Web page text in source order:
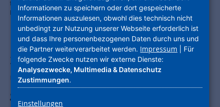
fotorealistischen, dreidimensionalen Modell der Stadt Kelsterbach.
Foto: NHW
32 Stunden ist die Drohne geflogen
und hat dabei 55.000 Fotos
geschossen. Unsere Kollegen von der
Informationen zu speichern oder dort gespeicherte
Informationen auszulesen, obwohl dies technisch nicht
unbedingt zur Nutzung unserer Webseite erforderlich ist
und dass Ihre personenbezogenen Daten durch uns und
die Partner weiterverarbeitet werden. Impressum | Für
folgende Zwecke nutzen wir externe Dienste:
Analysezwecke, Multimedia & Datenschutz
Zustimmungen.
Einstellungen